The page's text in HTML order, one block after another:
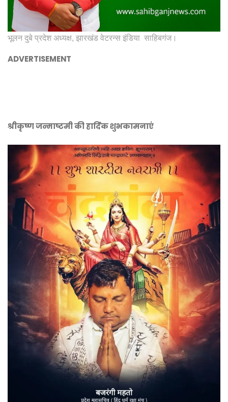
भूलन दुबे प्रदेश अध्यक्ष, झारखंड वेटरन्स इंडिया साहिबगंज।
ADVERTISEMENT
श्रीकृष्ण जन्माष्टमी की हार्दिक शुभकामनाएं